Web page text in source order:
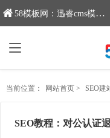
58模板网：迅睿cms模板专业分享平台，新域名：www.moban58.com
当前位置： 网站首页 > SEO建
SEO教程：对公认证